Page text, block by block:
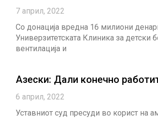
7 април, 2022
Со донација вредна 16 милиони
Универзитетската Клиника за
вентилација и
Азески: Дали конечно
6 април, 2022
Уставниот суд пресуди во корист на